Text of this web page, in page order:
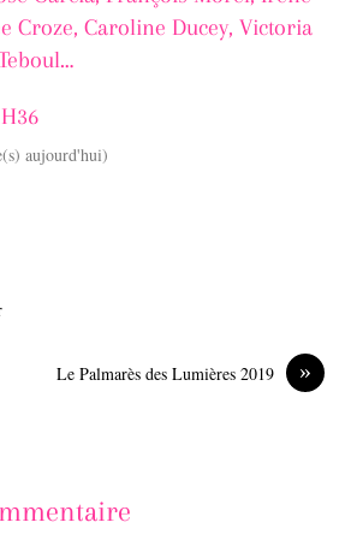
Croze, Caroline Ducey, Victoria
aujourd'hui)
»
Le Palmarès des Lumières 2019